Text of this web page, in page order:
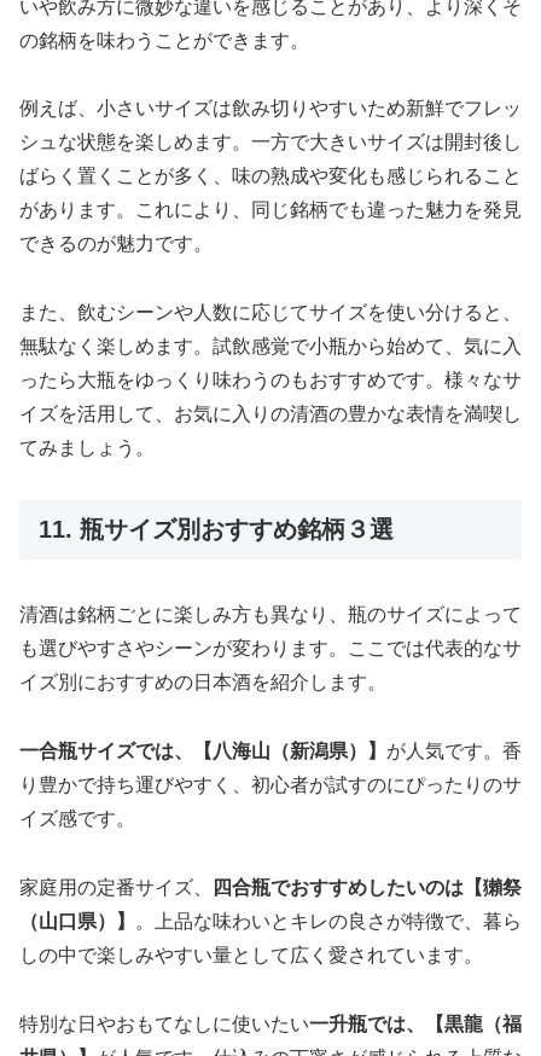
いや飲み方に微妙な違いを感じることがあり、より深くそ
の銘柄を味わうことができます。
例えば、小さいサイズは飲み切りやすいため新鮮でフレッ
シュな状態を楽しめます。一方で大きいサイズは開封後し
ばらく置くことが多く、味の熟成や変化も感じられること
があります。これにより、同じ銘柄でも違った魅力を発見
できるのが魅力です。
また、飲むシーンや人数に応じてサイズを使い分けると、
無駄なく楽しめます。試飲感覚で小瓶から始めて、気に入
ったら大瓶をゆっくり味わうのもおすすめです。様々なサ
イズを活用して、お気に入りの清酒の豊かな表情を満喫し
てみましょう。
11. 瓶サイズ別おすすめ銘柄３選
清酒は銘柄ごとに楽しみ方も異なり、瓶のサイズによって
も選びやすさやシーンが変わります。ここでは代表的なサ
イズ別におすすめの日本酒を紹介します。
一合瓶サイズでは、【八海山（新潟県）】 が人気です。香
り豊かで持ち運びやすく、初心者が試すのにぴったりのサ
イズ感です。
家庭用の定番サイズ、
四合瓶でおすすめしたいのは【獺祭
（山口県）】
。上品な味わいとキレの良さが特徴で、暮ら
しの中で楽しみやすい量として広く愛されています。
特別な日やおもてなしに使いたい一升瓶では、【黒龍（福